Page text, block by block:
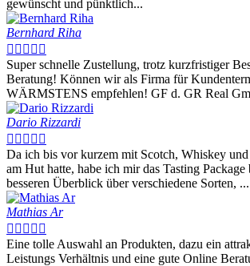
gewünscht und pünktlich...
Bernhard Riha
    
Super schnelle Zustellung, trotz kurzfristiger
Beratung! Können wir als Firma für
WÄRMSTENS empfehlen! GF d. GR Real
Dario Rizzardi
    
Da ich bis vor kurzem mit Scotch, Whiskey
am Hut hatte, habe ich mir das Tasting Package
besseren Überblick über verschiedene Sorten, ...
Mathias Ar
    
Eine tolle Auswahl an Produkten, dazu ein
Leistungs Verhältnis und eine gute Online